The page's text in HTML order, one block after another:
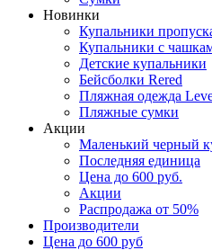
Новинки
Купальники
Купальники с
Детские купальники
Бейсболки Rered
Пляжная одежда
Пляжные сумки
Акции
Маленький черный
Последняя единица
Цена до 600 руб.
Акции
Распродажа от 50%
Производители
Цена до 600 руб